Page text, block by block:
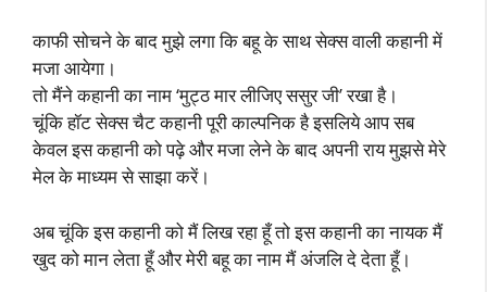
काफी सोचने के बाद मुझे लगा कि बहू के साथ सेक्स वाली कहानी में
मजा आयेगा।
तो मैंने कहानी का नाम ‘मुट्ठ मार लीजिए ससुर जी’ रखा है।
चूंकि हॉट सेक्स चैट कहानी पूरी काल्पनिक है इसलिये आप सब
केवल इस कहानी को पढ़े और मजा लेने के बाद अपनी राय मुझसे मेरे
मेल के माध्यम से साझा करें।
अब चूंकि इस कहानी को मैं लिख रहा हूँ तो इस कहानी का नायक मैं
खुद को मान लेता हूँ और मेरी बहू का नाम मैं अंजलि दे देता हूँ।